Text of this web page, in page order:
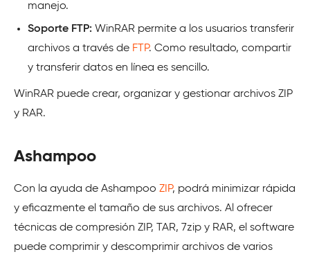
manejo.
Soporte FTP: WinRAR permite a los usuarios transferir
archivos a través de FTP. Como resultado, compartir
y transferir datos en línea es sencillo.
WinRAR puede crear, organizar y gestionar archivos ZIP
y RAR.
Ashampoo
Con la ayuda de Ashampoo ZIP, podrá minimizar rápida
y eficazmente el tamaño de sus archivos. Al ofrecer
técnicas de compresión ZIP, TAR, 7zip y RAR, el software
puede comprimir y descomprimir archivos de varios